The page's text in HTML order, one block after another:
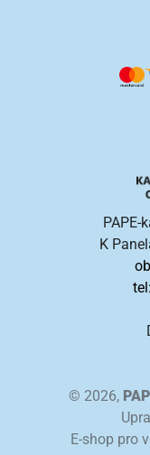
PAPE-
K
© 2026,
E-shop pro